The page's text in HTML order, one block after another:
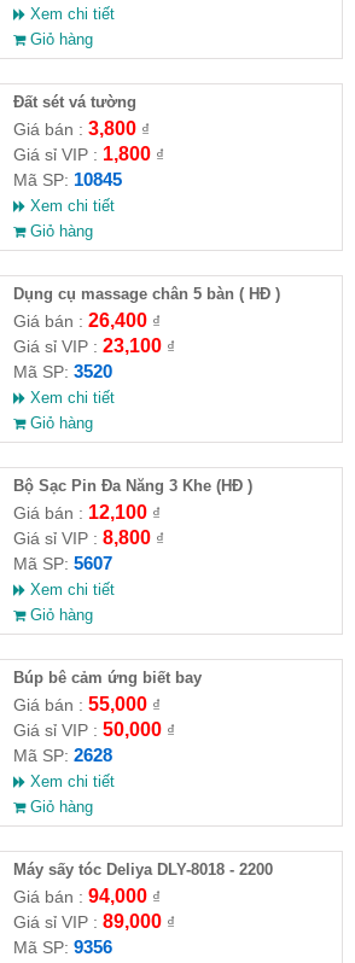
Xem chi tiết
Giỏ hàng
Đất sét vá tường
Giá bán : 3,800₫
Giá sỉ VIP : 1,800₫
Mã SP: 10845
Xem chi tiết
Giỏ hàng
Dụng cụ massage chân 5 bàn ( HĐ )
Giá bán : 26,400₫
Giá sỉ VIP : 23,100₫
Mã SP: 3520
Xem chi tiết
Giỏ hàng
Bộ Sạc Pin Đa Năng 3 Khe (HĐ )
Giá bán : 12,100₫
Giá sỉ VIP : 8,800₫
Mã SP: 5607
Xem chi tiết
Giỏ hàng
​Búp bê cảm ứng biết bay
Giá bán : 55,000₫
Giá sỉ VIP : 50,000₫
Mã SP: 2628
Xem chi tiết
Giỏ hàng
Máy sấy tóc Deliya DLY-8018 - 2200
Giá bán : 94,000₫
Giá sỉ VIP : 89,000₫
Mã SP: 9356